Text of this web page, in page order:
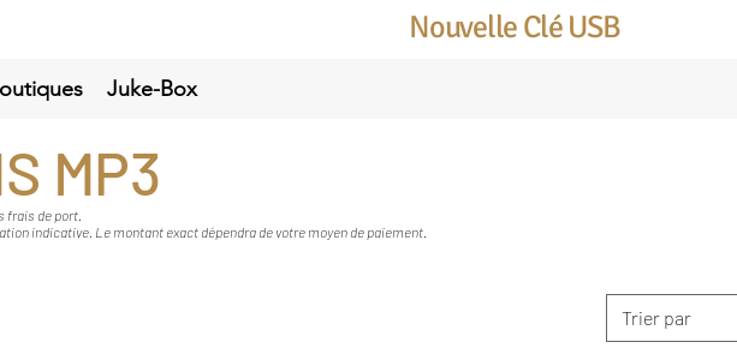
Nouvelle Clé USB
Juke-Box
MP3
frais de port.
indicative. Le montant exact dépendra de votre moyen de paiement.
Trier par